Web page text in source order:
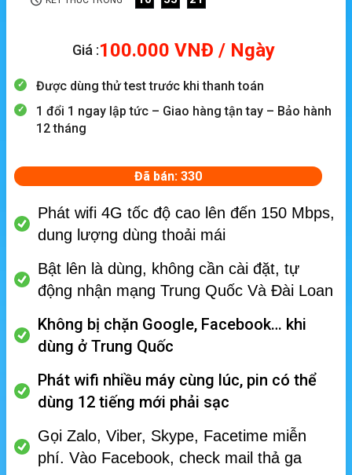
Giá :100.000 VNĐ / Ngày
Được dùng thử test trước khi thanh toán
1 đổi 1 ngay lập tức – Giao hàng tận tay – Bảo hành
12 tháng
Đã bán: 330
Phát wifi 4G tốc độ cao lên đến 150 Mbps,
dung lượng dùng thoải mái
Bật lên là dùng, không cần cài đặt, tự
động nhận mạng Trung Quốc Và Đài Loan
Không bị chặn Google, Facebook… khi
dùng ở Trung Quốc
Phát wifi nhiều máy cùng lúc, pin có thể
dùng 12 tiếng mới phải sạc
Gọi Zalo, Viber, Skype, Facetime miễn
phí. Vào Facebook, check mail thả ga